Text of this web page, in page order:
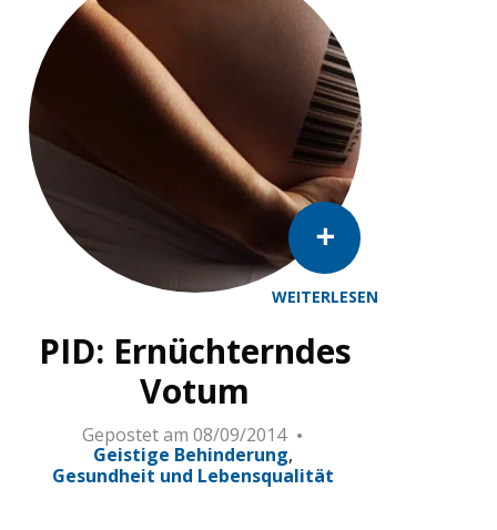
WEITERLESEN
PID: Ernüchterndes
Votum
Gepostet am 08/09/2014
Geistige Behinderung
Gesundheit und Lebensqualität